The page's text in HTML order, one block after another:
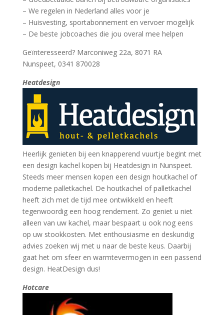
– We regelen in Nederland alles voor je
– Huisvesting, sportabonnement en vervoer mogelijk
– De beste jobcoaches die jou overal mee helpen
Geïnteresseerd? Marconiweg 22a, 8071 RA
Nunspeet, 0341 870028
Heatdesign
Heerlijk genieten bij een knapperend vuurtje begint met
een design kachel kopen bij Heatdesign in Nunspeet.
Steeds meer mensen kopen een design houtkachel of
moderne palletkachel. De houtkachel of palletkachel
heeft zich met de tijd mee ontwikkeld en heeft
tegenwoordig een hoog rendement. Zo geniet u niet
alleen van uw kachel, maar bespaart u ook nog eens
op uw stookkosten. Met enthousiasme en deskundig
advies zoeken wij met u naar de beste keus. Daarbij
gaat het om sfeer en warmtevermogen in een passend
design. HeatDesign dus!
Hotcare